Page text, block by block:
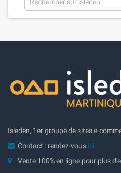
Isleden, 1er groupe de sites e-
Contact : rendez-vous ici
Vente 100% en ligne pour plus